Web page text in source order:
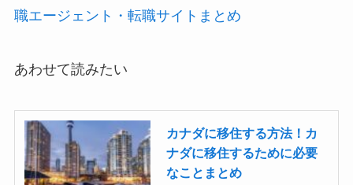
職エージェント・転職サイトまとめ
あわせて読みたい
カナダに移住する方法！カ
ナダに移住するために必要
なことまとめ